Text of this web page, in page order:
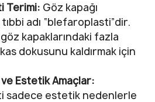
Terimi: Göz kapağı
tıbbi adı “blefaroplasti”dir.
kapaklarındaki fazla
dokusunu kaldırmak için
Estetik Amaçlar:
sadece estetik nedenlerle